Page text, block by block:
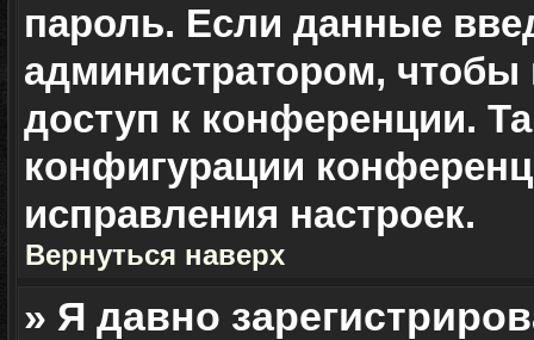
пароль. Если данные
администратором,
доступ к конференции.
конфигурации
исправления настроек.
Вернуться наверх
» Я давно